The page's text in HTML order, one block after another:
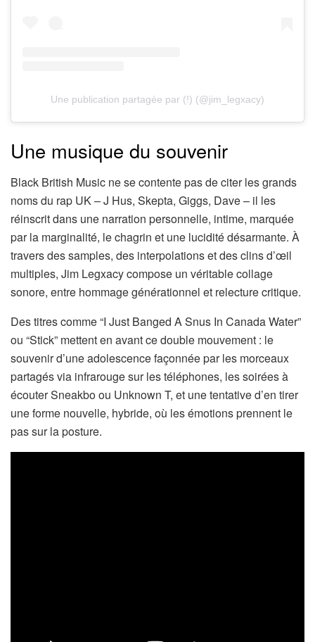
Une publication partagée par (!) (@jim_legxacy)
Une musique du souvenir
Black British Music ne se contente pas de citer les grands
noms du rap UK – J Hus, Skepta, Giggs, Dave – il les
réinscrit dans une narration personnelle, intime, marquée
par la marginalité, le chagrin et une lucidité désarmante. À
travers des samples, des interpolations et des clins d’œil
multiples, Jim Legxacy compose un véritable collage
sonore, entre hommage générationnel et relecture critique.
Des titres comme “I Just Banged A Snus In Canada Water”
ou “Stick” mettent en avant ce double mouvement : le
souvenir d’une adolescence façonnée par les morceaux
partagés via infrarouge sur les téléphones, les soirées à
écouter Sneakbo ou Unknown T, et une tentative d’en tirer
une forme nouvelle, hybride, où les émotions prennent le
pas sur la posture.